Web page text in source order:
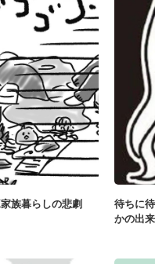
族暮らしの悲劇
待ちに
かの出